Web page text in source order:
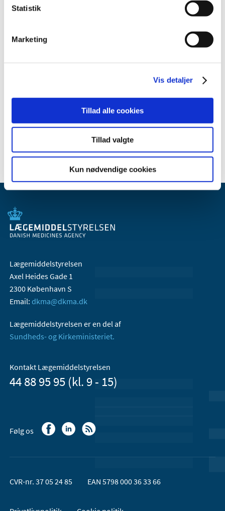
Statistik
Marketing
Vis detaljer
Tillad alle cookies
Tillad valgte
Kun nødvendige cookies
2014 (44)
2012 (44)
2008 (8)
2006 (9)
Lægemiddelstyrelsen
Axel Heides Gade 1
2300 København S
Email: dkma@dkma.dk
Lægemiddelstyrelsen er en del af
Sundheds- og Kirkeministeriet.
Kontakt Lægemiddelstyrelsen
44 88 95 95 (kl. 9 - 15)
Følg os
CVR-nr. 37 05 24 85 EAN 5798 000 36 33 66